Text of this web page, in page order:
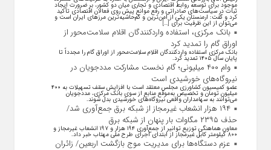
موجود برای توسعه روابط اقتصادی و تجاری میان دو کشور، بر ضرورت ایجاد
ثبات در سیاست‌های صادراتی و رفع موانع پیش روی فعالان اقتصادی تأکید
کرد و گفت: ارمنستان یکی از امن‌ترین و کم‌حاشیه‌ترین مرز‌های ایران است و
می‌توان از این ظرفیت برای […]
بانک مرکزی، استفاده واردکنندگان اقلام سلامت‌محور از
اوراق گام را تمدید کرد
بانک مرکزی استفاده واردکنندگان اقلام سلامت‌محور از اوراق گام را مجدداً تا
پایان سال ۱۴۰۵ تمدید کرد.
وام ۴۰۰ میلیونی؛ گام نخست مشارکت مددجویان در
نیروگاه‌های خورشیدی است
عضو کمیسیون کشاورزی مجلس معتقد است با افزایش سقف تسهیلات به ۴۰۰
میلیون تومان و تخصیص به‌موقع منابع از سوی بانک مرکزی، مددجویان
می‌توانند به سهامداران واقعی نیروگاه‌های خورشیدی بدل شوند.
۱۹۴ هزار انشعاب غیرمجاز از شبکه برق جمع‌آوری شد/
حذف ۲۳۹۵ مگاوات بار پنهان از شبکه برق
معاون هماهنگی توزیع توانیر از جمع‌آوری ۱۹۴ هزار و ۱۹۷ انشعاب غیرمجاز و
۸۰۰ کیلومتر کابل غیرمجاز از ابتدای اجرای طرح ملی مهتاب خبر داد.
عزم دستگاه‌ها برای مدیریت موج بازگشت اربعین/ زائران